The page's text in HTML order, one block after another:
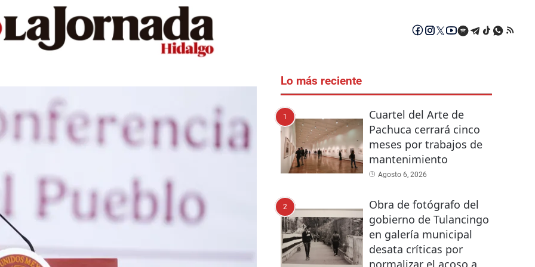
Lo más reciente
1
Cuartel del Arte de
Pachuca cerrará cinco
meses por trabajos de
mantenimiento
Agosto 6, 2026
2
Obra de fotógrafo del
gobierno de Tulancingo
en galería municipal
desata críticas por
normalizar el acoso a